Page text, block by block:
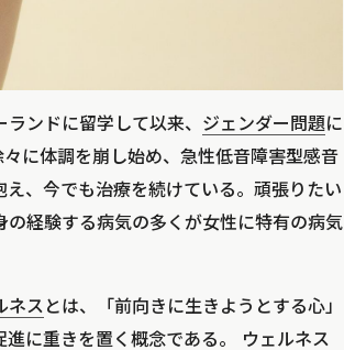
ンドに留学して以来、 ジェンダー問題に
に体調を崩し始め、急性低音障害型感音
、今でも治療を続けている。頑張りたい
経験する病気の多くが女性に特有の病気
ネス とは、「前向きに生きようとする心」
に重きを置く概念である。 ウェルネス